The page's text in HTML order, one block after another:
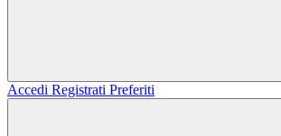
Accedi Registrati Preferiti